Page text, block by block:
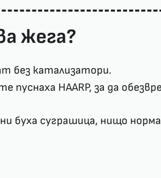
жега?
без катализатори.
пуснаха HAARP, за да
буха суграшица, нищо